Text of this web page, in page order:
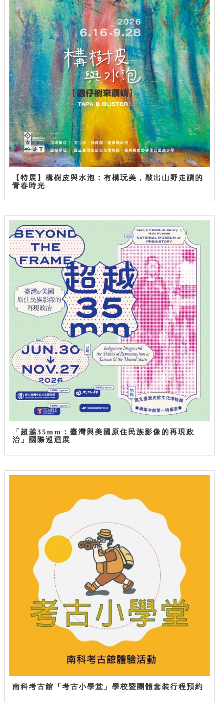
【特展】構樹皮與水泡：有構玩美，敲出山野走讀的
青春時光
「超越35mm：臺灣與美國原住民族影像的再現政
治」國際巡迴展
南科考古館「考古小學堂」學校暨團體套裝行程預約